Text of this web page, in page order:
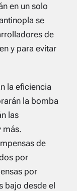
en un solo
se
de
y para evitar
la eficiencia
la bomba
las
más.
de
por
por
bajo desde el